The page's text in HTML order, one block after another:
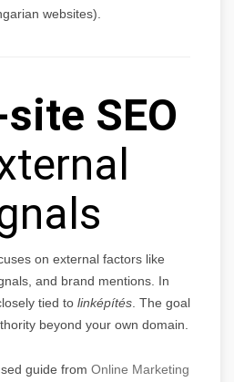
websites).
SEO
on external factors like
and brand mentions. In
tied to linképítés. The goal
beyond your own domain.
guide from Online Marketing